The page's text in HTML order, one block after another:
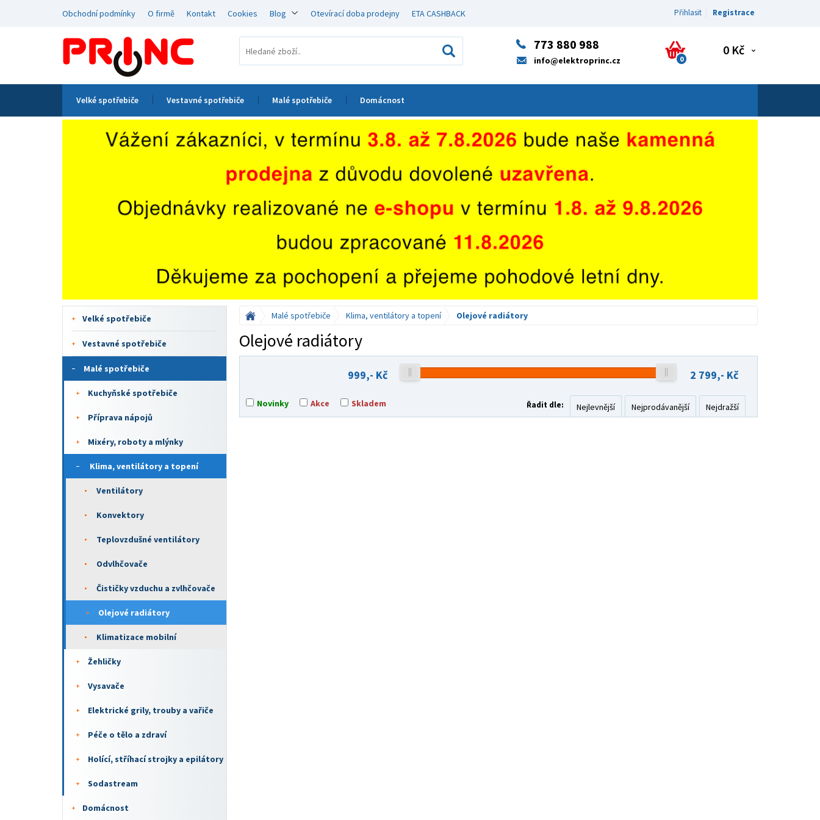
Obchodní podmínky O firmě Kontakt Cookies Blog Otevírací doba prodejny ETA CASHBACK Přihlasit Registrace
773 880 988
info@elektroprinc.cz 0
0 Kč
Velké spotřebiče Vestavné spotřebiče Malé spotřebiče Domácnost
Velké spotřebiče
Vestavné spotřebiče
Malé spotřebiče
Kuchyňské spotřebiče
Příprava nápojů
Mixéry, roboty a mlýnky
Klima, ventilátory a topení
Ventilátory
Konvektory
Teplovzdušné ventilátory
Odvlhčovače
Čističky vzduchu a zvlhčovače
Olejové radiátory
Klimatizace mobilní
Žehličky
Vysavače
Elektrické grily, trouby a vařiče
Péče o tělo a zdraví
Holící, stříhací strojky a epilátory
Sodastream
Domácnost
Malé spotřebiče Klima, ventilátory a topení Olejové radiátory
Olejové radiátory
Novinky Akce Skladem
999,- Kč 2 799,- Kč
Nejlevnější Nejprodávanější Nejdražší
Řadit dle: